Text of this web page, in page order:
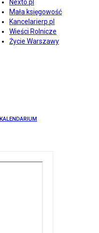
Nexto.pl
Mała księgowość
Kancelarierp.pl
Wieści Rolnicze
Życie Warszawy
KALENDARIUM